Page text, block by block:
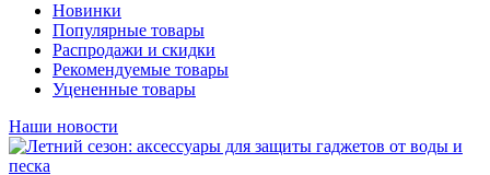
Новинки
Популярные товары
Распродажи и скидки
Рекомендуемые товары
Уцененные товары
Наши новости